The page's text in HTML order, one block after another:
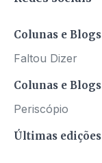
Colunas e Blogs
Faltou Dizer
Colunas e Blogs
Periscópio
Últimas edições